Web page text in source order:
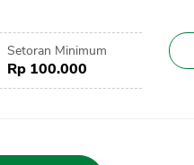
Setoran Minimum
Rp 100.000